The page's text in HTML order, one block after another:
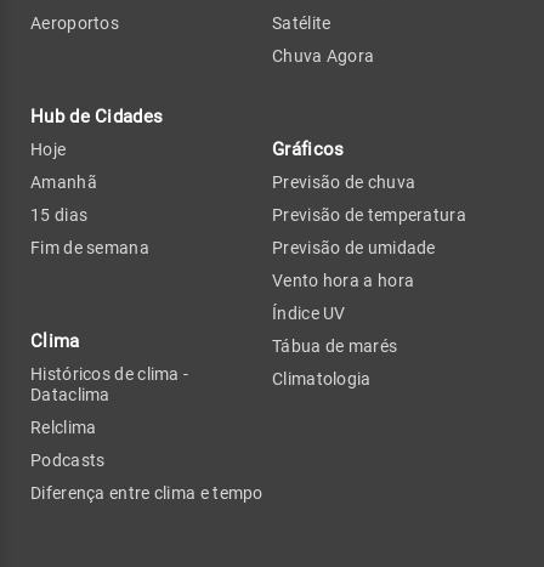
Aeroportos
Hub de Cidades
Hoje
Amanhã
15 dias
Fim de semana
Clima
Históricos de clima -
Dataclima
Relclima
Podcasts
Diferença entre clima e tempo
Satélite
Chuva Agora
Gráficos
Previsão de chuva
Previsão de temperatura
Previsão de umidade
Vento hora a hora
Índice UV
Tábua de marés
Climatologia